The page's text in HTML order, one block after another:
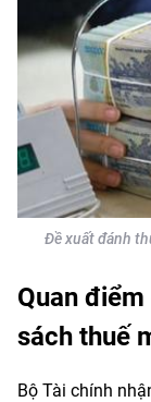
Đề xuất đánh
Quan
sách thuế
Bộ Tài chính